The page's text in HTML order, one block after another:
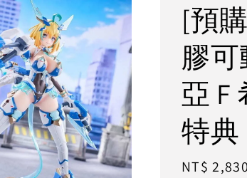
[預
膠
亞 F
特典
Regular
NT$